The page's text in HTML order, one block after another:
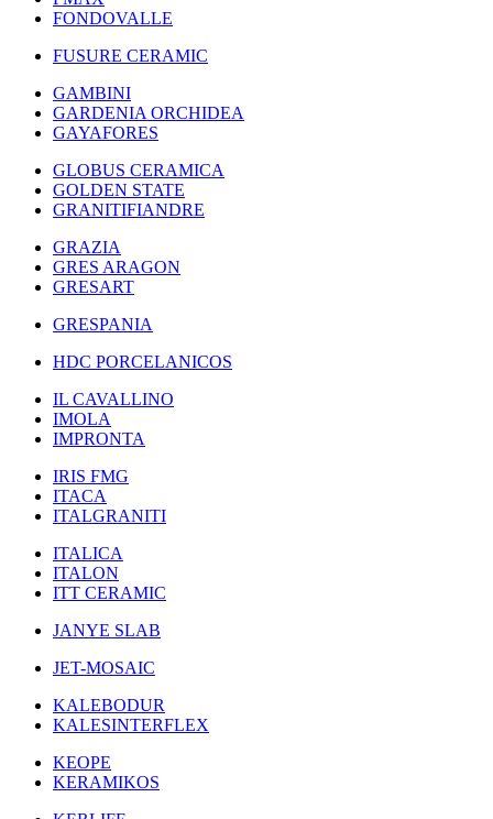
FONDOVALLE
FUSURE CERAMIC
GAMBINI
GARDENIA ORCHIDEA
GAYAFORES
GLOBUS CERAMICA
GOLDEN STATE
GRANITIFIANDRE
GRAZIA
GRES ARAGON
GRESART
GRESPANIA
HDC PORCELANICOS
IL CAVALLINO
IMOLA
IMPRONTA
IRIS FMG
ITACA
ITALGRANITI
ITALICA
ITALON
ITT CERAMIC
JANYE SLAB
JET-MOSAIC
KALEBODUR
KALESINTERFLEX
KEOPE
KERAMIKOS